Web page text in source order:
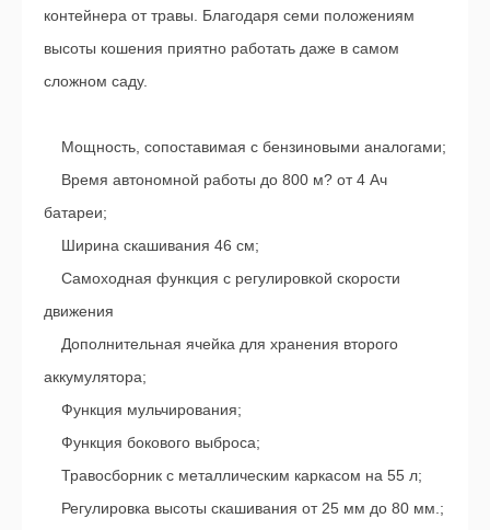
контейнера от травы. Благодаря семи положениям
высоты кошения приятно работать даже в самом
сложном саду.
Мощность, сопоставимая с бензиновыми аналогами;
Время автономной работы до 800 м? от 4 Ач
батареи;
Ширина скашивания 46 см;
Самоходная функция с регулировкой скорости
движения
Дополнительная ячейка для хранения второго
аккумулятора;
Функция мульчирования;
Функция бокового выброса;
Травосборник с металлическим каркасом на 55 л;
Регулировка высоты скашивания от 25 мм до 80 мм.;